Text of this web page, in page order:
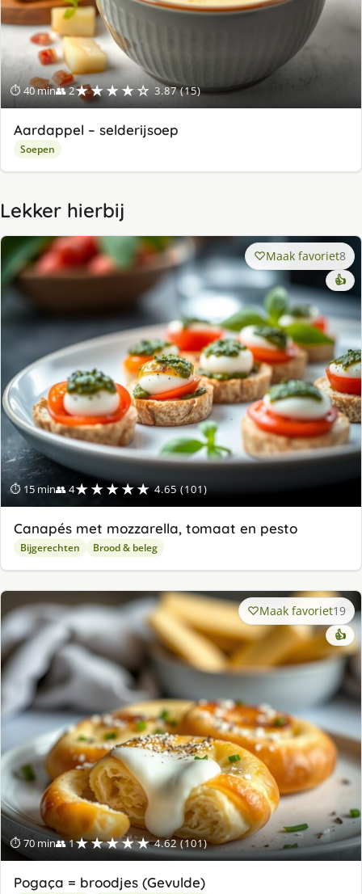
⏱ 40 min👥 2★★★★☆ 3.87 (15)
Aardappel – selderijsoep
Soepen
Lekker hierbij
⏱ 15 min👥 4★★★★★ 4.65 (101)
Maak favoriet8
👍
Canapés met mozzarella, tomaat en pesto
Bijgerechten Brood & beleg
⏱ 70 min👥 1★★★★★ 4.62 (101)
Maak favoriet19
👍
Pogaça = broodjes (Gevulde)